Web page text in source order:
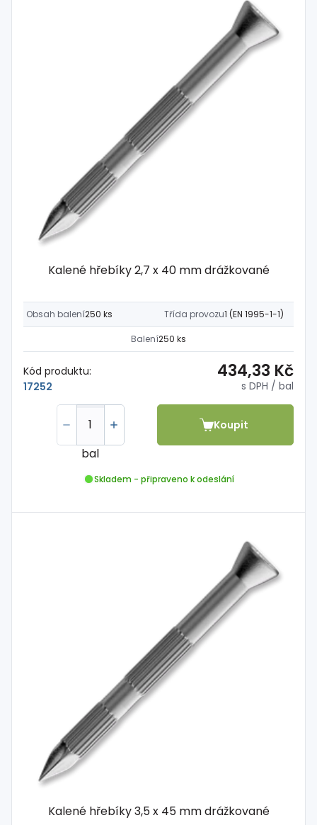
Kalené hřebíky 2,7 x 40 mm drážkované
Obsah balení250 ks Třída provozu1 (EN 1995-1-1)
Balení250 ks
Kód produktu:
17252
434,33 Kč
s DPH / bal
bal
Koupit
Skladem - připraveno k odeslání
Kalené hřebíky 3,5 x 45 mm drážkované